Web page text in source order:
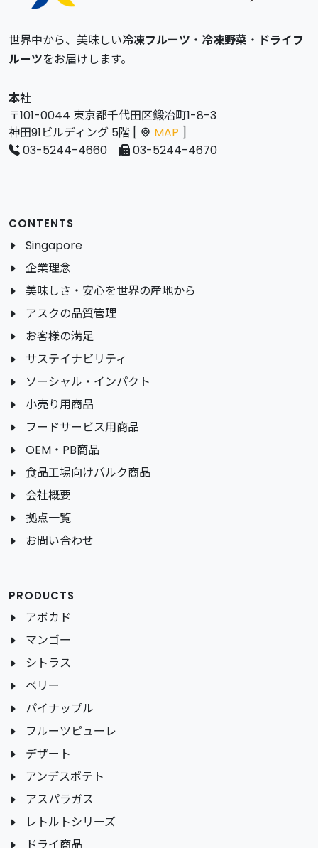
世界中から、美味しい冷凍フルーツ ・ 冷凍野菜 ・ ドライフ
ルーツをお届けします。
本社
〒101-0044 東京都千代田区鍛冶町1-8-3
神田91ビルディング 5階 [
MAP ]
03-5244-4660
03-5244-4670
CONTENTS
Singapore
企業理念
美味しさ・安心を世界の産地から
アスクの品質管理
お客様の満足
サステイナビリティ
ソーシャル・インパクト
小売り用商品
フードサービス用商品
OEM・PB商品
食品工場向けバルク商品
会社概要
拠点一覧
お問い合わせ
PRODUCTS
アボカド
マンゴー
シトラス
ベリー
パイナップル
フルーツピューレ
デザート
アンデスポテト
アスパラガス
レトルトシリーズ